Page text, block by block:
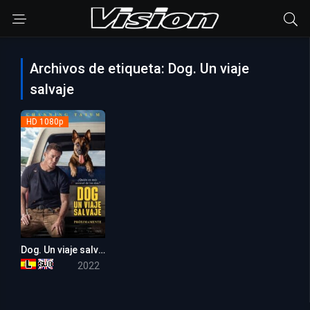
Archivos de etiqueta: Dog. Un viaje
salvaje
HD 1080p
Dog. Un viaje salvaje
2022